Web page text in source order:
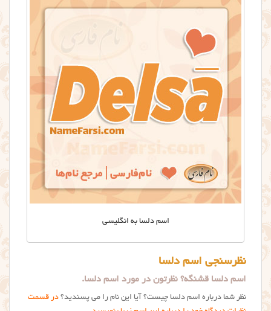
اسم دلسا به انگلیسی
نظرسنجی اسم دلسا
اسم دلسا قشنگه؟ نظرتون در مورد اسم دلسا.
نظر شما درباره اسم دلسا چیست؟ آیا این نام را می پسندید؟ در قسمت